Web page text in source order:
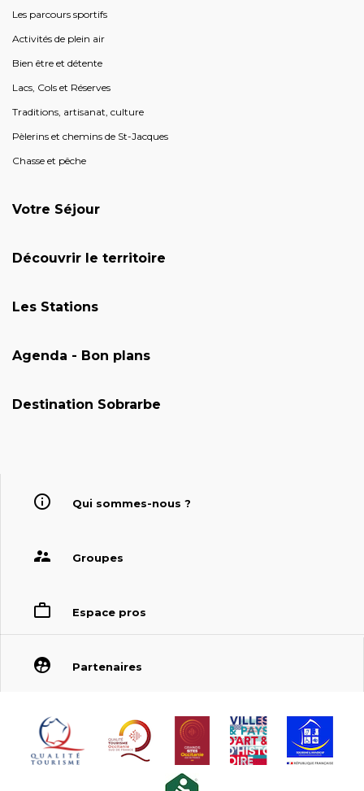
Les parcours sportifs
Activités de plein air
Bien être et détente
Lacs, Cols et Réserves
Traditions, artisanat, culture
Pèlerins et chemins de St-Jacques
Chasse et pêche
Votre Séjour
Découvrir le territoire
Les Stations
Agenda - Bon plans
Destination Sobrarbe
Qui sommes-nous ?
Groupes
Espace pros
Partenaires